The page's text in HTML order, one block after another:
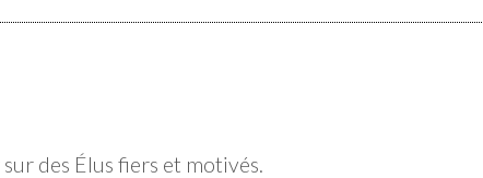
des Élus fiers et motivés.